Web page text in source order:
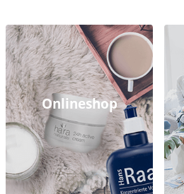
Onlineshop